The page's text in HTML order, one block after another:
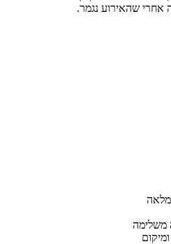
שהאירוע נגמר.